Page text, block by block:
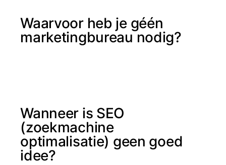
Waarvoor heb je géén
marketingbureau nodig?
Wanneer is SEO
(zoekmachine
optimalisatie) geen goed
idee?